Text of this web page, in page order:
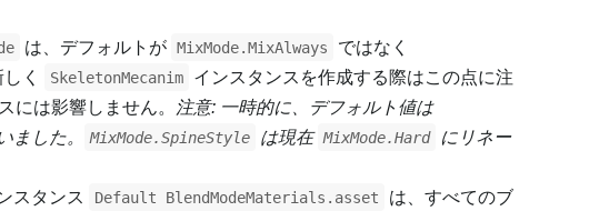
は、デフォルトが MixMode.MixAlways ではなく
く SkeletonMecanim
インスタンスを作成する際はこの点に注
には影響しません。
注意: 一時的に、デフォルト値は
ました。 MixMode.SpineStyle は現在 MixMode.Hard
にリネー
スタンス Default BlendModeMaterials.asset
は、すべてのブ